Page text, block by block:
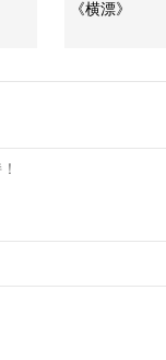
《横漂》